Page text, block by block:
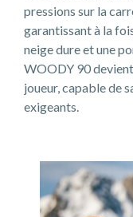
pressions sur la
garantissant à la
neige dure et une
WOODY 90
joueur, capable de
exigeants.